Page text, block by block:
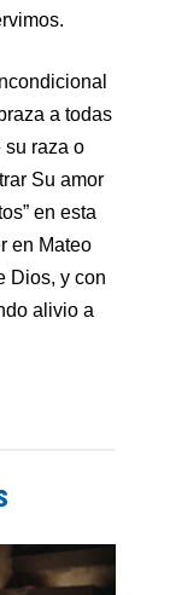
a todas
su raza o
Su amor
en esta
en Mateo
Dios, y con
alivio a